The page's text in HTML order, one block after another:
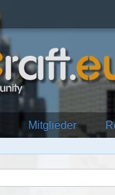
Mitglieder